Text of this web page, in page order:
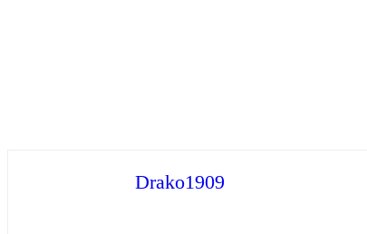
Drako1909